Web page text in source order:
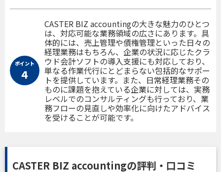
ポイント
４
CASTER BIZ accountingの大きな魅力のひとつ
は、対応可能な業務領域の広さにあります。具
体的には、売上管理や債権管理といった日々の
経理業務はもちろん、企業の状況に応じたクラ
ウド会計ソフトの導入支援にも対応しており、
単なる作業代行にとどまらない包括的なサポー
トを提供しています。また、日常経理業務その
ものに課題を抱えている企業に対しては、実務
レベルでのコンサルティングも行っており、業
務フローの見直しや効率化に向けたアドバイス
を受けることが可能です。
CASTER BIZ accountingの評判・口コミ